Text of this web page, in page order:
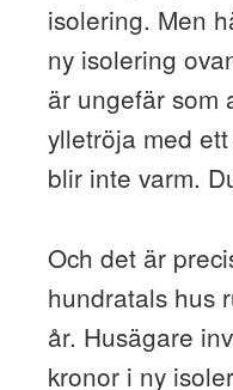
isolering. Men
ny isolering
är ungefär som
ylletröja med
blir inte varm.
Och det är
hundratals hus
år. Husägare
kronor i ny